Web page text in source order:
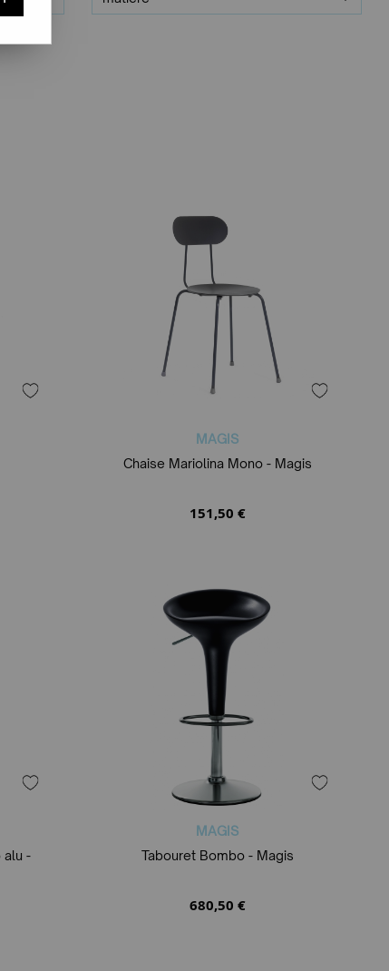
MAGIS
Chaise Mariolina Mono - Magis
151,50 €
alu -
MAGIS
Tabouret Bombo - Magis
680,50 €